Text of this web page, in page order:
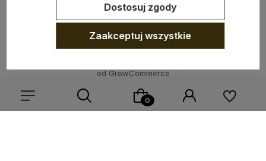
od GrowCommerce
Dostosuj zgody
Zaakceptuj wszystkie